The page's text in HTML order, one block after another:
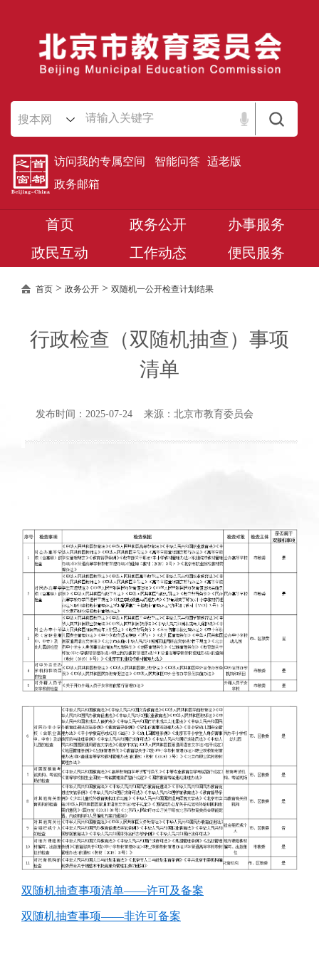
搜本网
访问我的专属空间 智能问答 适老版
政务邮箱
首页 政务公开
办事服务
政民互动
工作动态 便民服务
首页 > 政务公开 > 双随机一公开检查计划结果
行政检查（双随机抽查）事项
清单
发布时间：2025-07-24 来源：北京市教育委员会
双随机抽查事项清单——许可及备案
双随机抽查事项——非许可备案